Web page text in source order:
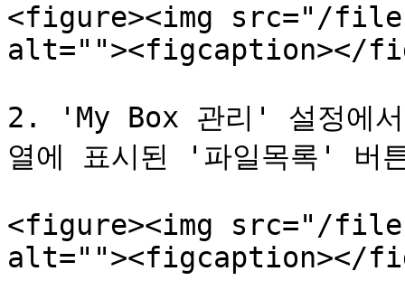
<figure><img src="/files/
alt=""><figcaption></
2. 'My Box 관리' 설정에서
열에 표시된 '파일목록' 버
<figure><img src="/
alt=""><figcaption></